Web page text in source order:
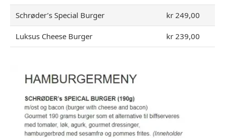
Schrøder’s Special Burger kr 249,00
Luksus Cheese Burger kr 239,00